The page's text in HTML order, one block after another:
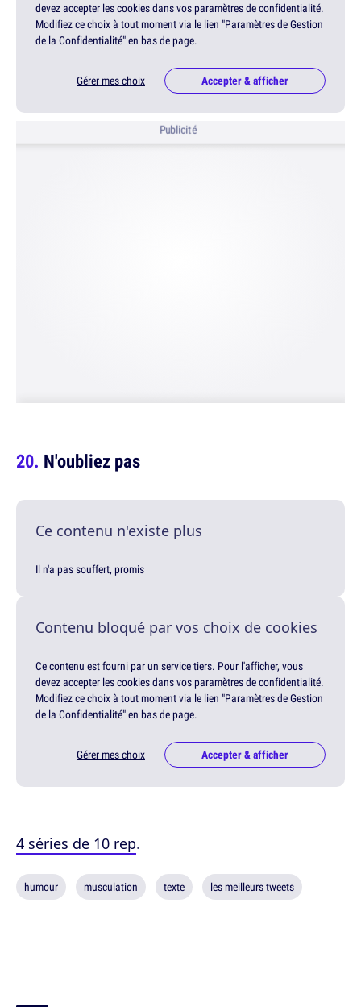
devez accepter les cookies dans vos paramètres de confidentialité.
Modifiez ce choix à tout moment via le lien "Paramètres de Gestion
de la Confidentialité" en bas de page.
Gérer mes choix Accepter & afficher
Publicité
N'oubliez pas
Ce contenu n'existe plus
Il n'a pas souffert, promis
Contenu bloqué par vos choix de cookies
Ce contenu est fourni par un service tiers. Pour l'afficher, vous
devez accepter les cookies dans vos paramètres de confidentialité.
Modifiez ce choix à tout moment via le lien "Paramètres de Gestion
de la Confidentialité" en bas de page.
Gérer mes choix Accepter & afficher
4 séries de 10 rep.
humour musculation texte les meilleurs tweets